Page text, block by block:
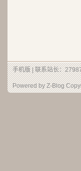
手机版| 联系站长：
Powered by Z-Blog